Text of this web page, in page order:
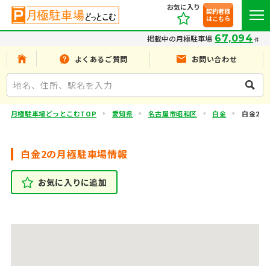
お気に入り
契約者様
はこちら
掲載中の月極駐車場 67,094 件
よくあるご質問 お問い合わせ
月極駐車場どっとこむTOP 愛知県 名古屋市昭和区 白金 白金2
白金2の月極駐車場情報
お気に入りに追加